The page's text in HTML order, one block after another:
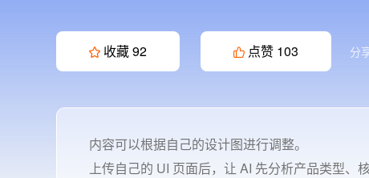
收藏92 点赞 103 分
内容可以根据自己的设计图进行调整。
上传自己的 UI 页面后，让 AI 先分析产品类型、